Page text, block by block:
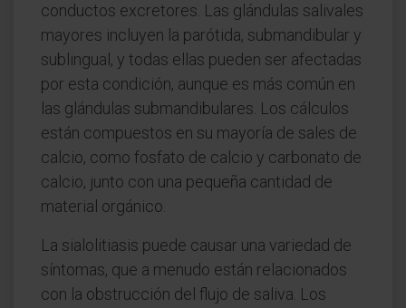
conductos excretores. Las glándulas salivales
mayores incluyen la parótida, submandibular y
sublingual, y todas ellas pueden ser afectadas
por esta condición, aunque es más común en
las glándulas submandibulares. Los cálculos
están compuestos en su mayoría de sales de
calcio, como fosfato de calcio y carbonato de
calcio, junto con una pequeña cantidad de
material orgánico.
La sialolitiasis puede causar una variedad de
síntomas, que a menudo están relacionados
con la obstrucción del flujo de saliva. Los